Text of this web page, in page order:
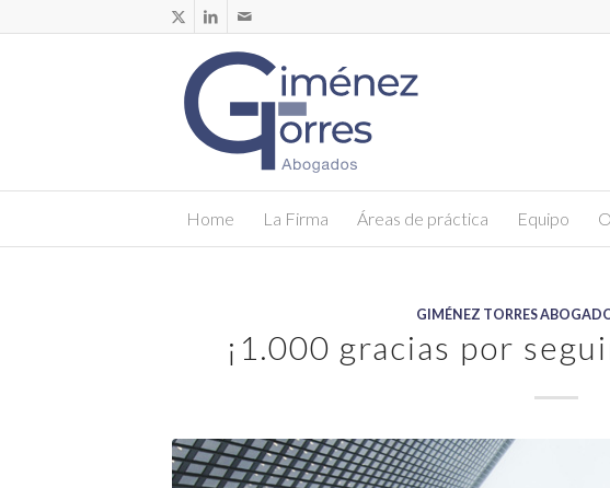
Home La Firma Áreas de práctica Equipo
GIMÉNEZ TORRES
¡1.000 gracias por